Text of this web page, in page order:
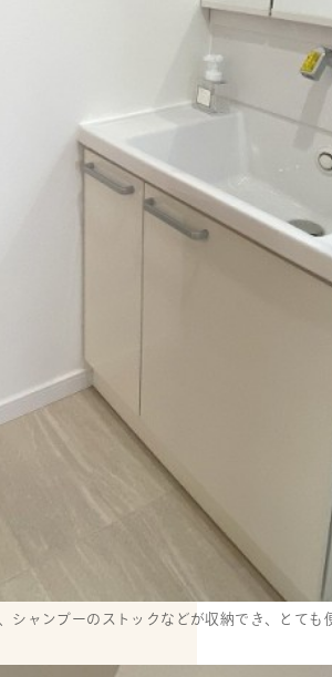
シャンプーのストックなどが収納でき、とても